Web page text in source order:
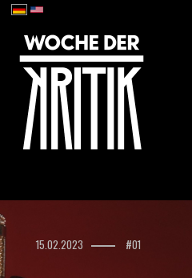
15.02.2023 #01